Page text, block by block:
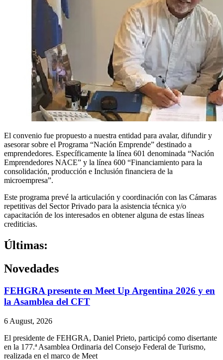
El convenio fue propuesto a nuestra entidad para avalar, difundir y
asesorar sobre el Programa “Nación Emprende” destinado a
emprendedores. Específicamente la línea 601 denominada “Nación
Emprendedores NACE” y la línea 600 “Financiamiento para la
consolidación, producción e Inclusión financiera de la
microempresa”.
Este programa prevé la articulación y coordinación con las Cámaras
repetitivas del Sector Privado para la asistencia técnica y/o
capacitación de los interesados en obtener alguna de estas líneas
crediticias.
Últimas:
Novedades
FEHGRA presente en Meet Up Argentina 2026 y en
la Asamblea del CFT
6 August, 2026
El presidente de FEHGRA, Daniel Prieto, participó como disertante
en la 177.ª Asamblea Ordinaria del Consejo Federal de Turismo,
realizada en el marco de Meet